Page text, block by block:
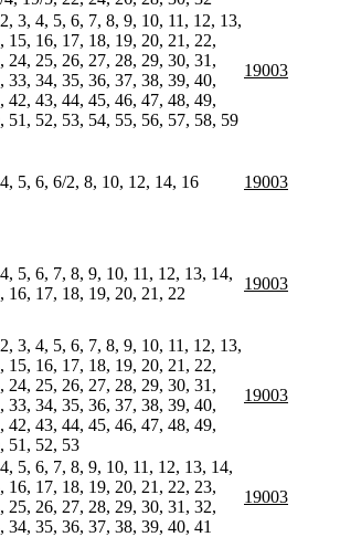
3, 4, 5, 6, 7, 8, 9, 10, 11, 12, 13,
15, 16, 17, 18, 19, 20, 21, 22,
24, 25, 26, 27, 28, 29, 30, 31,
33, 34, 35, 36, 37, 38, 39, 40,
42, 43, 44, 45, 46, 47, 48, 49,
51, 52, 53, 54, 55, 56, 57, 58, 59
19003
5, 6, 6/2, 8, 10, 12, 14, 16 19003
5, 6, 7, 8, 9, 10, 11, 12, 13, 14,
16, 17, 18, 19, 20, 21, 22
19003
3, 4, 5, 6, 7, 8, 9, 10, 11, 12, 13,
15, 16, 17, 18, 19, 20, 21, 22,
24, 25, 26, 27, 28, 29, 30, 31,
33, 34, 35, 36, 37, 38, 39, 40,
42, 43, 44, 45, 46, 47, 48, 49,
51, 52, 53
19003
5, 6, 7, 8, 9, 10, 11, 12, 13, 14,
16, 17, 18, 19, 20, 21, 22, 23,
25, 26, 27, 28, 29, 30, 31, 32,
34, 35, 36, 37, 38, 39, 40, 41
19003